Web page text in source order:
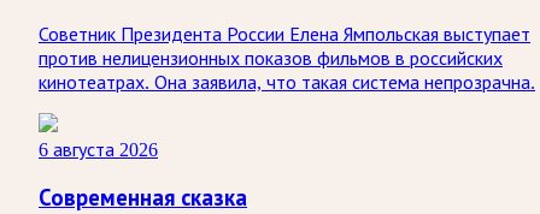
Советник Президента России Елена Ямпольская выступает
против нелицензионных показов фильмов в российских
кинотеатрах. Она заявила, что такая система непрозрачна.
6 августа 2026
Современная сказка